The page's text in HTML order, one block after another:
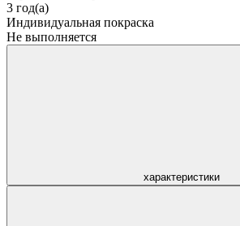
3 год(а)
Индивидуальная покраска
Не выполняется
характеристики